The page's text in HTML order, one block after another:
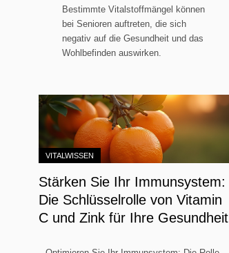
Bestimmte Vitalstoffmängel können
bei Senioren auftreten, die sich
negativ auf die Gesundheit und das
Wohlbefinden auswirken.
VITALWISSEN
Stärken Sie Ihr Immunsystem:
Die Schlüsselrolle von Vitamin
C und Zink für Ihre Gesundheit